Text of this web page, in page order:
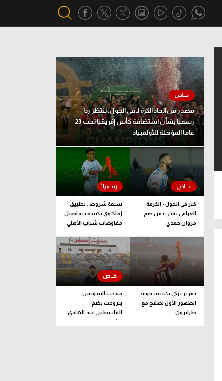
أقسام خاصة
Gamers
ميركاتو
تحقيق في الجول
تقرير في الجول
تحليل في الجول
حكايات في الجول
كويز في الجول
فيديو في الجول
مصدر من اتحاد الكرة لـ في الجول: ننتظر ردا
رسميا بشأن استضافة كأس إفريقيا تحت 23
عاما المؤهلة للأولمبياد
خبر في الجول - الكرمة
العراقي يقترب من ضم
مروان حمدي
سبعة شروط.. تطبيق
زملكاوي يكشف تفاصيل
مفاوضات شباب الأهلي
تقرير تركي يكشف موعد
الظهور الأول لصلاح مع
طرابزون
منتخب السويس
بتروجت يضم
الفلسطيني عبد الهادي
راشد